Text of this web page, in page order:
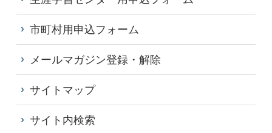
市町村用申込フォーム
メールマガジン登録・解除
サイトマップ
サイト内検索